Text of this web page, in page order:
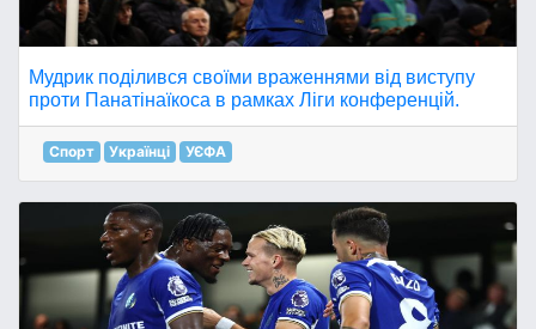
Мудрик поділився своїми враженнями від виступу
проти Панатінаїкоса в рамках Ліги конференцій.
Спорт Українці УЄФА